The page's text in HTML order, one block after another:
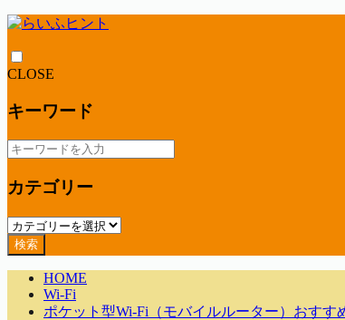
CLOSE
キーワード
カテゴリー
検索
HOME
Wi-Fi
ポケット型Wi-Fi（モバイルルーター）おすす